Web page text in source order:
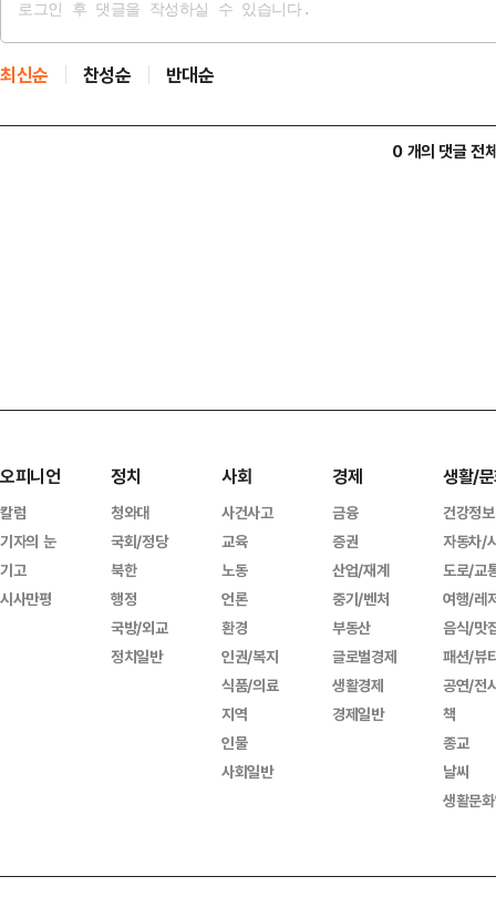
최신순 찬성순 반대순
0 개의 댓글 전
오피니언
칼럼
기자의 눈
기고
시사만평
정치
청와대
국회/정당
북한
행정
국방/외교
정치일반
사회
사건사고
교육
노동
언론
환경
인권/복지
식품/의료
지역
인물
사회일반
경제
금융
증권
산업/재계
중기/벤처
부동산
글로벌경제
생활경제
경제일반
생활/
건강정보
자동차/
도로/교
여행/레
음식/맛
패션/뷰
공연/전
책
종교
날씨
생활문